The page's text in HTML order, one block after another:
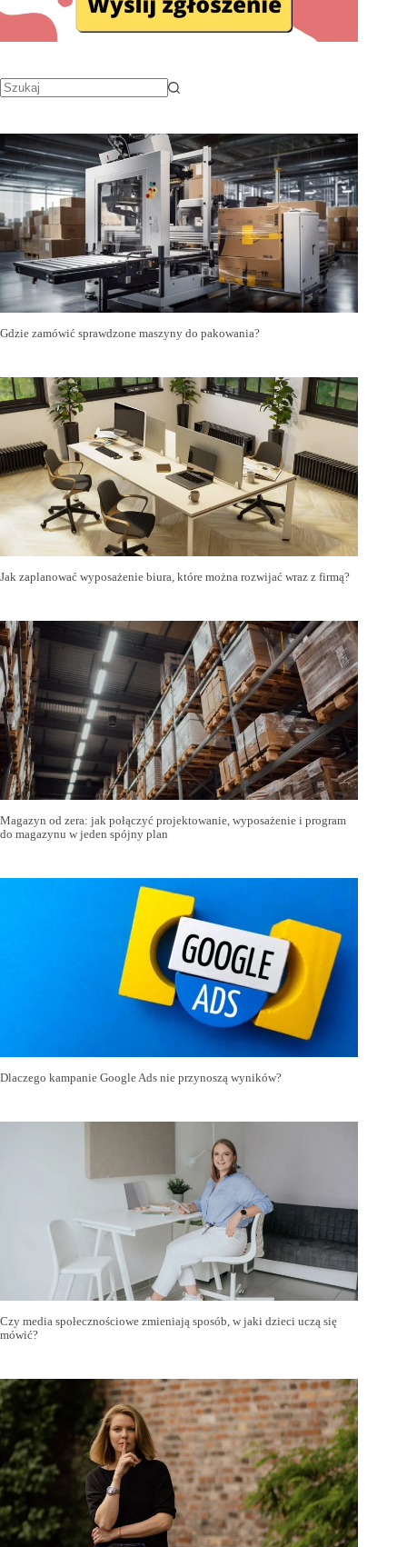
Gdzie zamówić sprawdzone maszyny do pakowania?
Jak zaplanować wyposażenie biura, które można rozwijać wraz z firmą?
Magazyn od zera: jak połączyć projektowanie, wyposażenie i program
do magazynu w jeden spójny plan
Dlaczego kampanie Google Ads nie przynoszą wyników?
Czy media społecznościowe zmieniają sposób, w jaki dzieci uczą się
mówić?